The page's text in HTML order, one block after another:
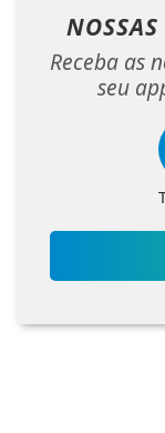
Receba as
seu